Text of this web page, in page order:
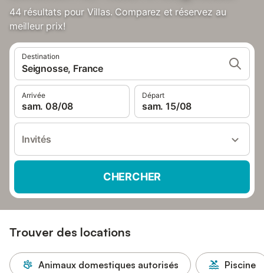
44 résultats pour Villas. Comparez et réservez au
meilleur prix!
Destination
Seignosse, France
Arrivée
sam. 08/08
Départ
sam. 15/08
Invités
CHERCHER
Trouver des locations
Animaux domestiques autorisés Piscine